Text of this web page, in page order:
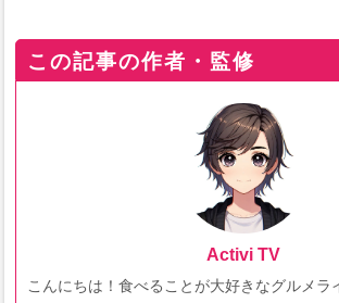
この記事の作者・監修
Activi TV
こんにちは！食べることが大好きなグルメラ